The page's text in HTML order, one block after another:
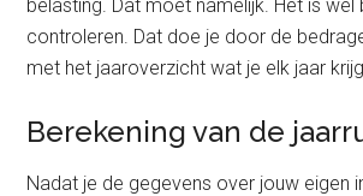
belasting. Dat moet namelijk. Het is wel
controleren. Dat doe je door de
met het jaaroverzicht wat je elk jaar
Berekening van de
Nadat je de gegevens over jouw eigen